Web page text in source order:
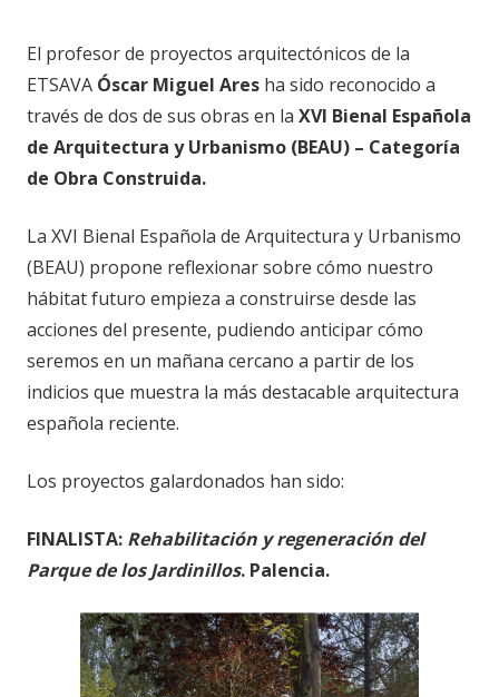
El profesor de proyectos arquitectónicos de la
ETSAVA Óscar Miguel Ares ha sido reconocido a
través de dos de sus obras en la XVI Bienal Española
de Arquitectura y Urbanismo (BEAU) – Categoría
de Obra Construida.
La XVI Bienal Española de Arquitectura y Urbanismo
(BEAU) propone reflexionar sobre cómo nuestro
hábitat futuro empieza a construirse desde las
acciones del presente, pudiendo anticipar cómo
seremos en un mañana cercano a partir de los
indicios que muestra la más destacable arquitectura
española reciente.
Los proyectos galardonados han sido:
FINALISTA: Rehabilitación y regeneración del
Parque de los Jardinillos. Palencia.